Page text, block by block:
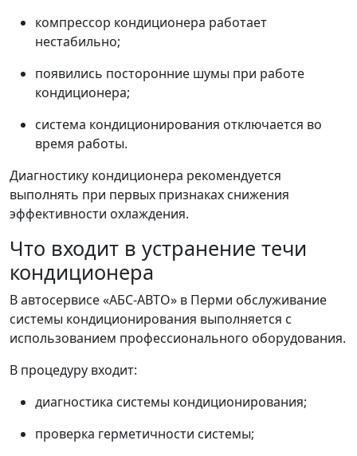
компрессор кондиционера работает
нестабильно;
появились посторонние шумы при работе
кондиционера;
система кондиционирования отключается во
время работы.
Диагностику кондиционера рекомендуется
выполнять при первых признаках снижения
эффективности охлаждения.
Что входит в устранение течи
кондиционера
В автосервисе «АБС-АВТО» в Перми обслуживание
системы кондиционирования выполняется с
использованием профессионального оборудования.
В процедуру входит:
диагностика системы кондиционирования;
проверка герметичности системы;